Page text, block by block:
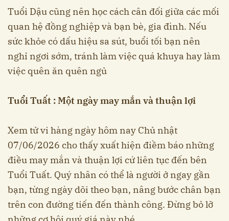
Tuổi Dậu cũng nên học cách cân đối giữa các mối
quan hệ đồng nghiệp và bạn bè, gia đình. Nếu
sức khỏe có dấu hiệu sa sút, buổi tối bạn nên
nghỉ ngơi sớm, tránh làm việc quá khuya hay làm
việc quên ăn quên ngủ
Tuổi Tuất : Một ngày may mắn và thuận lợi
Xem tử vi hàng ngày hôm nay Chủ nhật
07/06/2026 cho thấy xuất hiện điềm báo những
điều may mắn và thuận lợi cứ liên tục đến bên
Tuổi Tuất. Quý nhân có thể là người ở ngay gần
bạn, từng ngày dõi theo bạn, nâng bước chân bạn
trên con đường tiến đến thành công. Đừng bỏ lỡ